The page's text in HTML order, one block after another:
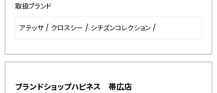
取扱ブランド
アテッサ / クロスシー / シチズンコレクション /
ブランドショップハピネス 帯広店